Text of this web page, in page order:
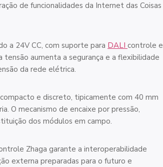
de funcionalidades da Internet das Coisas
a 24V CC, com suporte para DALI controle e
tensão aumenta a segurança e a flexibilidade
da rede elétrica.
e discreto, tipicamente com 40 mm
O mecanismo de encaixe por pressão,
dos módulos em campo.
Zhaga garante a interoperabilidade
externa preparadas para o futuro e